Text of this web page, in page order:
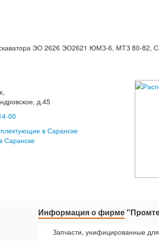
ЭО 2626 ЭО2621 ЮМЗ-6, МТЗ 80-82,
,
д.45
00
в Саранске
Саранске
Информация о фирме
Запчасти, унифицированные